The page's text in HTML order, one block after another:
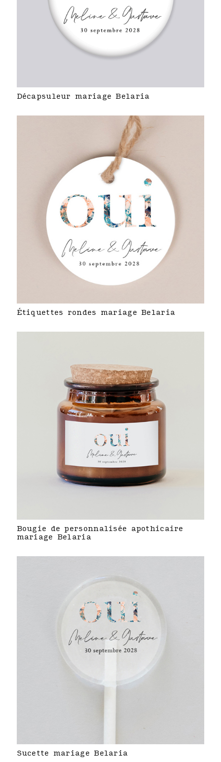
Décapsuleur mariage Belaria
Étiquettes rondes mariage Belaria
Bougie de personnalisée apothicaire
mariage Belaria
Sucette mariage Belaria